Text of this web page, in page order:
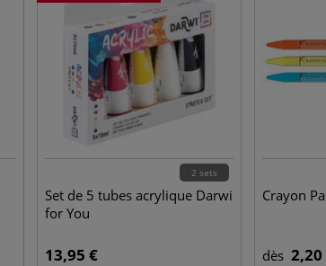
2 sets
Set de 5 tubes acrylique Darwi
for You
13,95 €
Crayon
dès 2,20